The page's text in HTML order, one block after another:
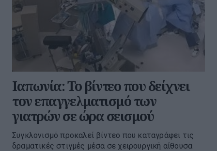
Ιαπωνία: Το βίντεο που δείχνει
τον επαγγελματισμό των
γιατρών σε ώρα σεισμού
Συγκλονισμό προκαλεί βίντεο που καταγράφει τις
δραματικές στιγμές μέσα σε χειρουργική αίθουσα